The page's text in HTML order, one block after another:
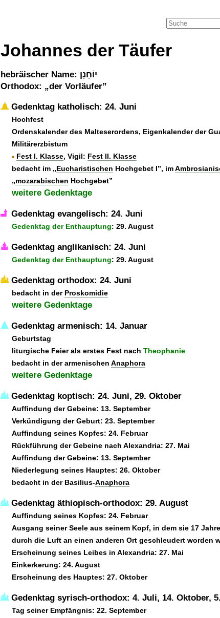
Johannes der Täufer
hebräischer Name: יוֹחָנָן
Orthodox:
der Vorläufer
Gedenktag katholisch: 24. Juni
Hochfest
Ordenskalender des Malteserordens, Eigenkalender der
Militärerzbistum
Fest I. Klasse, Vigil: Fest II. Klasse
bedacht im
Eucharistischen Hochgebet I , im
mozarabischen Hochgebet
weitere Gedenktage
Gedenktag evangelisch: 24. Juni
Gedenktag der Enthauptung: 29. August
Gedenktag anglikanisch: 24. Juni
Gedenktag der Enthauptung: 29. August
Gedenktag orthodox: 24. Juni
bedacht in der Proskomidie
weitere Gedenktage
Gedenktag armenisch: 14. Januar
Geburtstag
liturgische Feier als erstes Fest nach Theophanie
bedacht in der armenischen Anaphora
weitere Gedenktage
Gedenktag koptisch: 24. Juni, 29. Oktober
Auffindung der Gebeine: 13. September
Verkündigung der Geburt: 23. September
Auffindung seines Kopfes: 24. Februar
Rückführung der Gebeine nach Alexandria: 27. Mai
Auffindung der Gebeine: 13. September
Niederlegung seines Hauptes: 26. Oktober
bedacht in der Basilius-Anaphora
Gedenktag äthiopisch-orthodox: 29. August
Auffindung seines Kopfes: 24. Februar
Ausgang seiner Seele aus seinem Kopf, in dem sie 17
durch die Luft an einen anderen Ort geschleudert worden
Erscheinung seines Leibes in Alexandria: 27. Mai
Einkerkerung: 24. August
Erscheinung des Hauptes: 27. Oktober
Gedenktag syrisch-orthodox: 4. Juli, 14. Oktober,
Tag seiner Empfängnis: 22. September